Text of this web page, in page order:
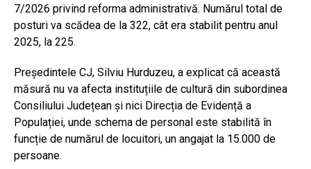
7/2026 privind reforma administrativă. Numărul total de
posturi va scădea de la 322, cât era stabilit pentru anul
2025, la 225.
Președintele CJ, Silviu Hurduzeu, a explicat că această
măsură nu va afecta instituțiile de cultură din subordinea
Consiliului Județean și nici Direcția de Evidență a
Populației, unde schema de personal este stabilită în
funcție de numărul de locuitori, un angajat la 15.000 de
persoane.